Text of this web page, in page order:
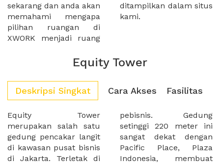
sekarang dan anda akan
memahami mengapa
pilihan ruangan di
XWORK menjadi ruang
ditampilkan dalam situs
kami.
Equity Tower
Deskripsi Singkat Cara Akses Fasilitas
Equity Tower
merupakan salah satu
gedung pencakar langit
di kawasan pusat bisnis
di Jakarta. Terletak di
pebisnis. Gedung
setinggi 220 meter ini
sangat dekat dengan
Pacific Place, Plaza
Indonesia, membuat